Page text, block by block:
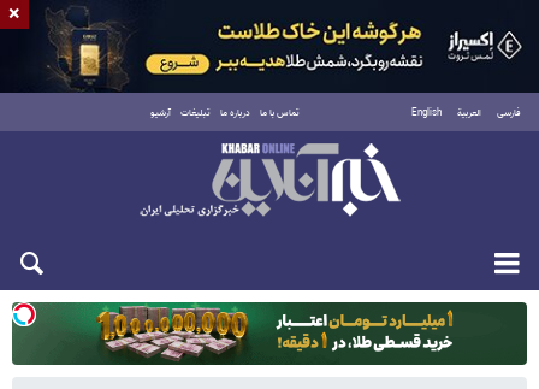
فارسی العربية English تماس با ما درباره ما تبلیغات آرشیو
یکشنبه ۱۸ مرداد ۱۴۰۵
×